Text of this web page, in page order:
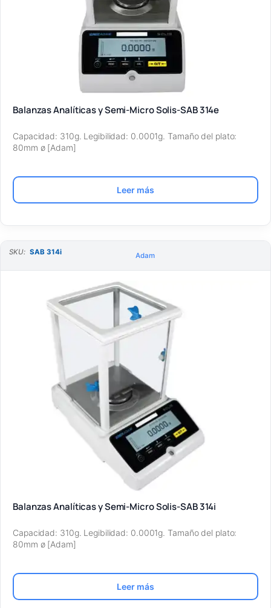
Balanzas Analíticas y Semi-Micro Solis-SAB 314e
Capacidad: 310g. Legibilidad: 0.0001g. Tamaño del plato:
80mm ø [Adam]
Leer más
SKU: SAB 314i Adam
Balanzas Analíticas y Semi-Micro Solis-SAB 314i
Capacidad: 310g. Legibilidad: 0.0001g. Tamaño del plato:
80mm ø [Adam]
Leer más